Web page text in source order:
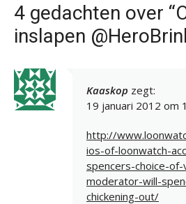
4 gedachten over
inslapen
Kaaskop zegt:
19 januari 2012 om
http://
ios-of-loonwatch-
spencers-choice-of-
moderator-will-
chickening-out/